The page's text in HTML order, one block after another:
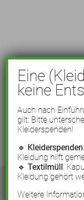
Eine
keine
Auch nach
gilt: Bitte
Kleiderspenden!
🔹 Kleiderspenden
Kleidung hilft
🔹Textilmüll:
Kleidung gehört
Weitere